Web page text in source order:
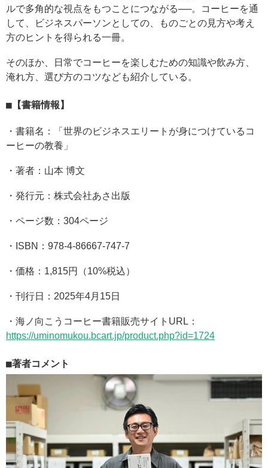
ルで多角的な視点をもつことにつながる──。コーヒーを通
して、ビジネスパーソンとしての、ものごとの見方や考え
方のヒントを得られる一冊。
そのほか、日常でコーヒーを楽しむための知識や飲み方、
淹れ方、選び方のコツなども紹介している。
【書籍情報】
・書籍名：「世界のビジネスエリートが身につけているコ
ーヒーの教養」
・著者：山本 博文
・発行元：株式会社あさ出版
・ページ数：304ページ
・ISBN：978-4-86667-747-7
・価格：1,815円（10%税込）
・刊行日：2025年4月15日
・海ノ向こうコーヒー書籍販売サイトURL：
https://uminomukou.bcart.jp/product.php?id=1724
著者コメント